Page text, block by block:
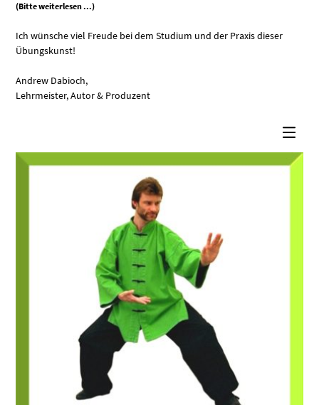
(Bitte weiterlesen ...)
Ich wünsche viel Freude bei dem Studium und der Praxis dieser
Übungskunst!
Andrew Dabioch,
Lehrmeister, Autor & Produzent